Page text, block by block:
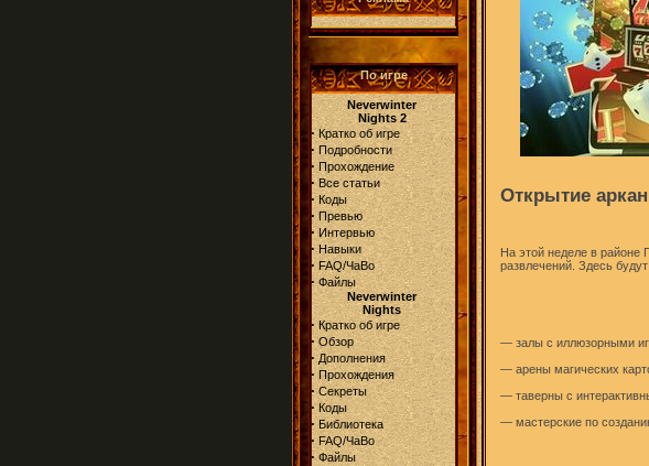
По игре
Neverwinter
Nights 2
· Кратко об игре
· Подробности
· Прохождение
· Все статьи
· Коды
· Превью
· Интервью
· Навыки
· FAQ/ЧаВо
· Файлы
Neverwinter
Nights
· Кратко об игре
· Обзор
· Дополнения
· Прохождения
· Секреты
· Коды
· Библиотека
· FAQ/ЧаВо
· Файлы
Открытие
На этой неделе в районе
развлечений. Здесь
— залы с иллюзорными
— арены магических
— таверны с
— мастерские по